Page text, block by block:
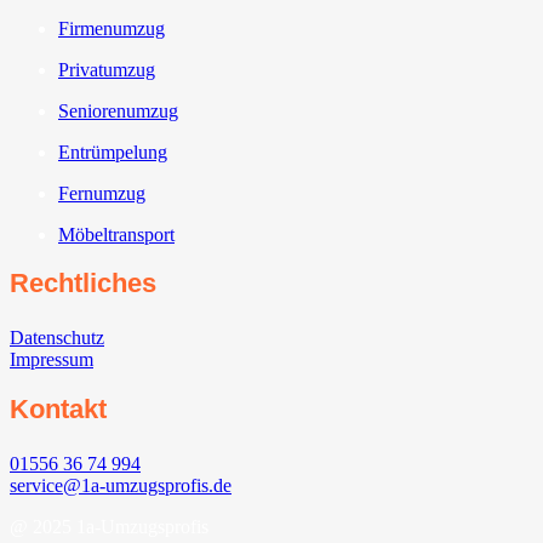
Firmenumzug
Privatumzug
Seniorenumzug
Entrümpelung
Fernumzug
Möbeltransport
Rechtliches
Datenschutz
Impressum
Kontakt
01556 36 74 994
service@1a-umzugsprofis.de